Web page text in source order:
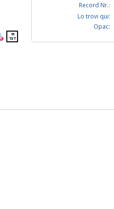
Record Nr.:
Lo trovi qui:
Opac: